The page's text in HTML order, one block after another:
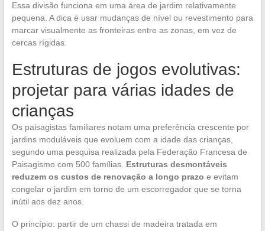
Essa divisão funciona em uma área de jardim relativamente
pequena. A dica é usar mudanças de nível ou revestimento para
marcar visualmente as fronteiras entre as zonas, em vez de
cercas rígidas.
Estruturas de jogos evolutivas:
projetar para várias idades de
crianças
Os paisagistas familiares notam uma preferência crescente por
jardins moduláveis que evoluem com a idade das crianças,
segundo uma pesquisa realizada pela Federação Francesa de
Paisagismo com 500 famílias. Estruturas desmontáveis
reduzem os custos de renovação a longo prazo e evitam
congelar o jardim em torno de um escorregador que se torna
inútil aos dez anos.
O princípio: partir de um chassi de madeira tratada em